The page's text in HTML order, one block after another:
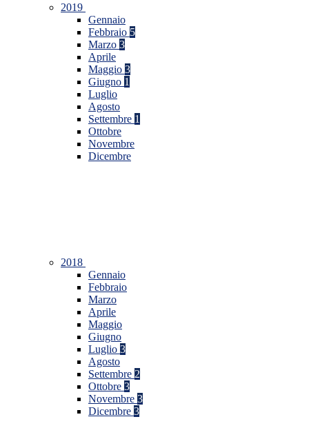
2019
Gennaio
Febbraio 5
Marzo 3
Aprile
Maggio 3
Giugno 1
Luglio
Agosto
Settembre 1
Ottobre
Novembre
Dicembre
2018
Gennaio
Febbraio
Marzo
Aprile
Maggio
Giugno
Luglio 3
Agosto
Settembre 2
Ottobre 3
Novembre 3
Dicembre 3